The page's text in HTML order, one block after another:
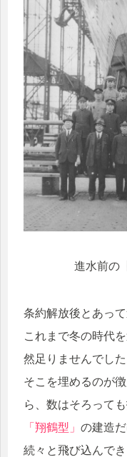
進水前の
条約解放後とあっ
これまで冬の時代
然足りませんでした
そこを埋めるのが
ら、数はそろって
「翔鶴型」 の建造
続々と飛び込んで